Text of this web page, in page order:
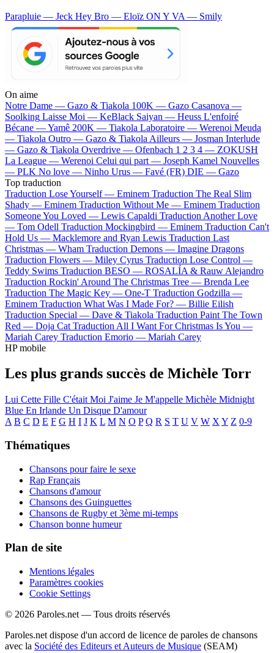
Parapluie — Jeck Hey Bro — Eloïz ON Y VA — Smily
On aime
Notre Dame — Gazo & Tiakola 100K — Gazo Casanova —
Soolking Laisse Moi — KeBlack Saiyan — Heuss L'enfoiré
Bécane —Yamê 200K — Tiakola Laboratoire — Werenoi Meuda
— Tiakola Outro — Gazo & Tiakola Ailleurs — Josman Interlude
— Gazo & Tiakola Overdrive — Ofenbach 1 2 3 4 — ZOKUSH
La League — Werenoi Celui qui part — Joseph Kamel Nouvelles
— PLK No love — Ninho Urus — Favé (FR) DIE — Gazo
Top traduction
Traduction Lose Yourself — Eminem Traduction The Real Slim
Shady — Eminem Traduction Without Me — Eminem Traduction
Someone You Loved — Lewis Capaldi Traduction Another Love
— Tom Odell Traduction Mockingbird — Eminem Traduction Can't
Hold Us — Macklemore and Ryan Lewis Traduction Last
Christmas — Wham Traduction Demons — Imagine Dragons
Traduction Flowers — Miley Cyrus Traduction Lose Control —
Teddy Swims Traduction BESO — ROSALÍA & Rauw Alejandro
Traduction Rockin' Around The Christmas Tree — Brenda Lee
Traduction The Magic Key — One-T Traduction Godzilla —
Eminem Traduction What Was I Made For? — Billie Eilish
Traduction Special — Dave & Tiakola Traduction Paint The Town
Red — Doja Cat Traduction All I Want For Christmas Is You —
Mariah Carey Traduction Emorio — Mariah Carey
HP mobile
Les plus grands succès de Michèle Torr
Lui Cette Fille C'était Moi J'aime Je M'appelle Michèle Midnight
Blue En Irlande Un Disque D'amour
A B C D E F G H I J K L M N O P Q R S T U V W X Y Z 0-9
Thématiques
Chansons pour faire le sexe
Rap Français
Chansons d'amour
Chansons des Guinguettes
Chansons de Rugby et 3ème mi-temps
Chanson bonne humeur
Plan de site
Mentions légales
Paramètres cookies
Cookie Settings
© 2026 Paroles.net — Tous droits réservés
Paroles.net dispose d'un accord de licence de paroles de chansons
avec la Société des Editeurs et Auteurs de Musique (SEAM)